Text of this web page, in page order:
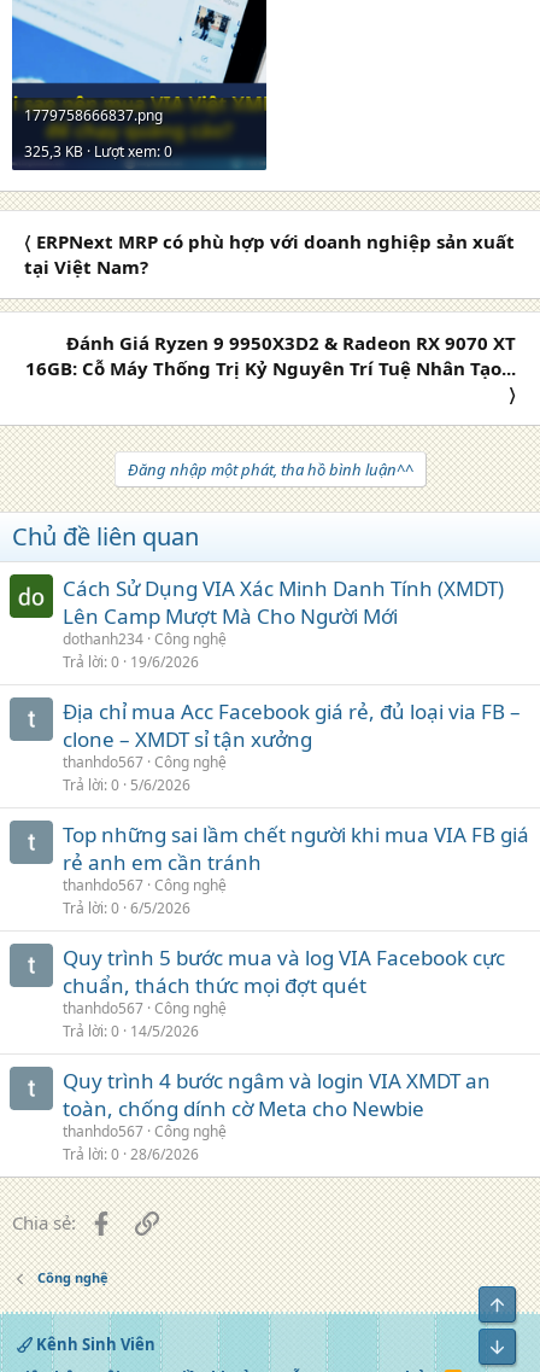
1779758666837.png
325,3 KB · Lượt xem: 0
〈 ERPNext MRP có phù hợp với doanh nghiệp sản xuất
tại Việt Nam?
Đánh Giá Ryzen 9 9950X3D2 & Radeon RX 9070 XT
16GB: Cỗ Máy Thống Trị Kỷ Nguyên Trí Tuệ Nhân Tạo...
〉
Đăng nhập một phát, tha hồ bình luận^^
Chủ đề liên quan
Cách Sử Dụng VIA Xác Minh Danh Tính (XMDT)
Lên Camp Mượt Mà Cho Người Mới
dothanh234 Công nghệ
Trả lời 0 19/6/2026
Địa chỉ mua Acc Facebook giá rẻ, đủ loại via FB –
clone – XMDT sỉ tận xưởng
thanhdo567 Công nghệ
Trả lời 0 5/6/2026
Top những sai lầm chết người khi mua VIA FB giá
rẻ anh em cần tránh
thanhdo567 Công nghệ
Trả lời 0 6/5/2026
Quy trình 5 bước mua và log VIA Facebook cực
chuẩn, thách thức mọi đợt quét
thanhdo567 Công nghệ
Trả lời 0 14/5/2026
Quy trình 4 bước ngâm và login VIA XMDT an
toàn, chống dính cờ Meta cho Newbie
thanhdo567 Công nghệ
Trả lời 0 28/6/2026
Chia sẻ: FacebookLiên kết
Công nghệ
Kênh Sinh Viên
Top